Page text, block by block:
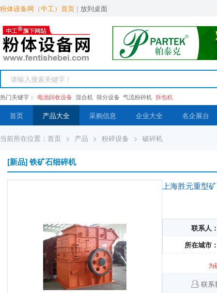
粉体设备网（中工）首页 | 放到桌面
热门关键字： 电池回收设备 混合机 筛分设备 气流粉碎机 拆包机
首页 产品大全 采购信息 企业大全 名企展台
当前所在位置： 首页 > 产品 > 粉碎设备 > 破碎机
[新品] 铁矿石细碎机
上海胜元重型
联系人
所在城市
为
联系